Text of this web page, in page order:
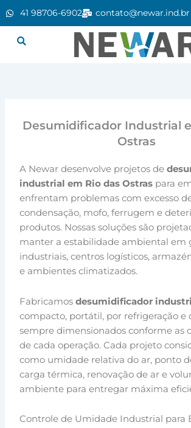
41 98706-6902 contato@newar.ind.br
Desumidificador Industrial
Ostras
A Newar desenvolve projetos de
industrial em Rio das Ostras para
enfrentam problemas com excesso
condensação, mofo, ferrugem e
produtos. Nossas soluções são
manter a estabilidade ambiental em
industriais, centros logísticos,
e ambientes climatizados.
Fabricamosdesumidificador
compacto, portátil, por refrigeração e
sempre dimensionados conforme as
de cada operação. Cada projeto
como umidade relativa do ar, ponto
carga térmica, renovação de ar e
ambiente para entregar máxima
Controle de Umidade Industrial para